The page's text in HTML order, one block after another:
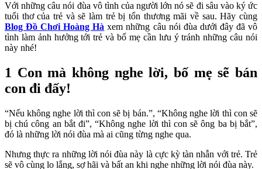
Với những câu nói đùa vô tình của người lớn nó sẽ đi sâu vào ký ức
tuổi thơ của trẻ và sẽ làm trẻ bị tổn thương mãi về sau. Hãy cùng
Blog Đồ Chơi Hoàng Hà xem những câu nói đùa dưới đây đã vô
tình làm ảnh hưởng tới trẻ và bố mẹ cần lưu ý tránh những câu nói
này nhé!
1 Con mà không nghe lời, bố mẹ sẽ bán
con đi đấy!
“Nếu không nghe lời thì con sẽ bị bán.”, “Không nghe lời thì con sẽ
bị chú công an bắt đi”, “Không nghe lời thì con sẽ ông ba bị bắt”,
đó là những lời nói đùa mà ai cũng từng nghe qua.
Nhưng thực ra những lời nói đùa này là cực kỳ tàn nhẫn với trẻ. Trẻ
sẽ vô cùng lo lắng, sợ hãi và bất an khi nghe những lời nói đùa này.